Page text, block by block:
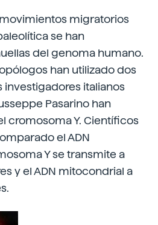
migratorios
se han
del genoma humano.
han utilizado dos
investigadores italianos
Pasarino han
cromosoma Y. Científicos
el ADN
Y se transmite a
y el ADN mitocondrial a